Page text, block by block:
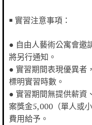
￭ 實習注意事項：
● 自由人藝術公寓會邀
將另行通知。
● 實習期間表現優異者
標明實習時數。
● 實習期間無提供薪資
案獎金5,000（單人或
費用給予。